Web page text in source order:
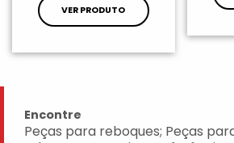
VER PRODUTO
Encontre
Peças para reboques; Peças